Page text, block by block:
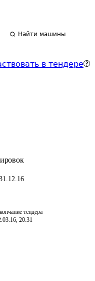
Найти машины
в тендере
тендера
20:31